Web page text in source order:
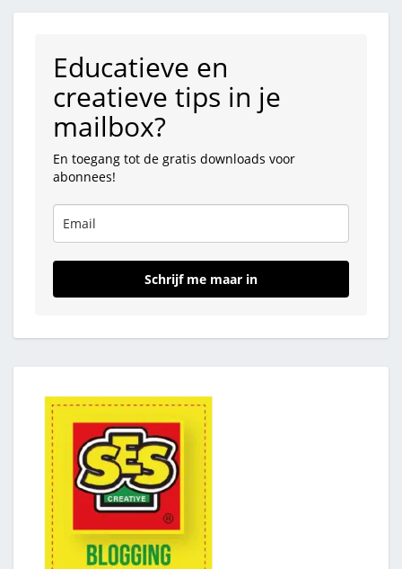
Educatieve en
creatieve tips in je
mailbox?
En toegang tot de gratis downloads voor
abonnees!
Schrijf me maar in